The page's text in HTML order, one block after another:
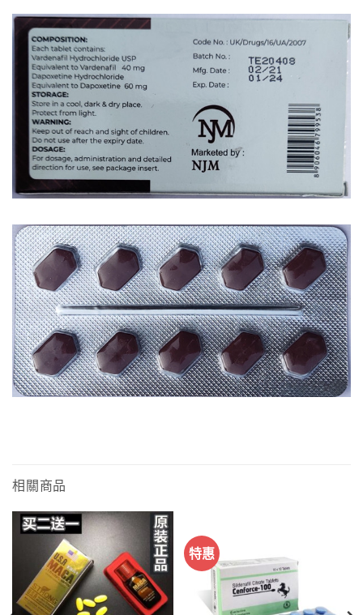
相關商品
特惠